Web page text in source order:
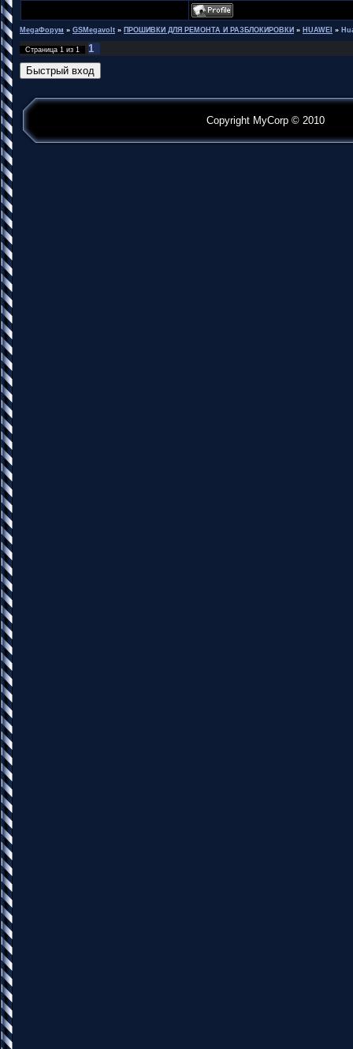
MegaФорум » GSMegavolt » ПРОШИВКИ ДЛЯ РЕМОНТА И РАЗБЛОКИРОВКИ » HUAWEI »
Страница 1 из 1 1
Copyright MyCorp © 2010